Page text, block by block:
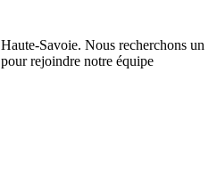
Savoie. Nous recherchons un
rejoindre notre équipe